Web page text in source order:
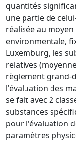
quantités
une partie de
réalisée au
environmentale,
Luxemburg, les
relatives
règlement grand-
l'évaluation des
se fait avec 2
substances
pour l'évaluation
paramètres